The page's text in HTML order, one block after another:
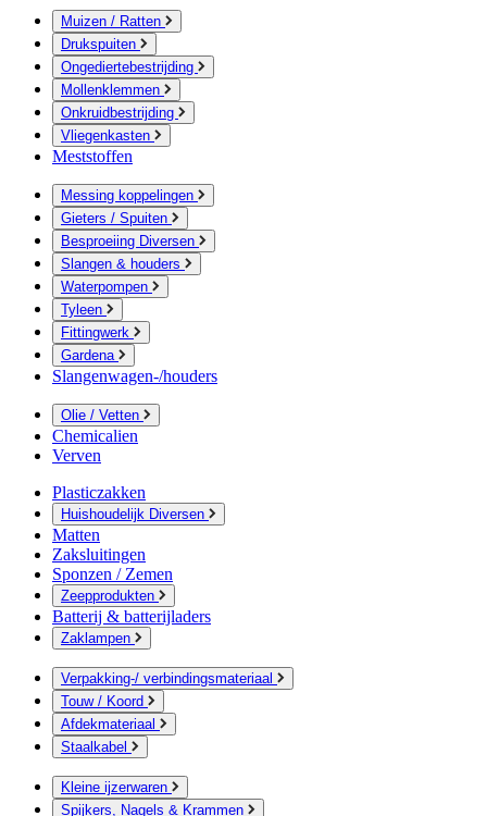
Muizen / Ratten
Drukspuiten
Ongediertebestrijding
Mollenklemmen
Onkruidbestrijding
Vliegenkasten
Meststoffen
Messing koppelingen
Gieters / Spuiten
Besproeiing Diversen
Slangen & houders
Waterpompen
Tyleen
Fittingwerk
Gardena
Slangenwagen-/houders
Olie / Vetten
Chemicalien
Verven
Plasticzakken
Huishoudelijk Diversen
Matten
Zaksluitingen
Sponzen / Zemen
Zeepprodukten
Batterij & batterijladers
Zaklampen
Verpakking-/ verbindingsmateriaal
Touw / Koord
Afdekmateriaal
Staalkabel
Kleine ijzerwaren
Spijkers, Nagels & Krammen